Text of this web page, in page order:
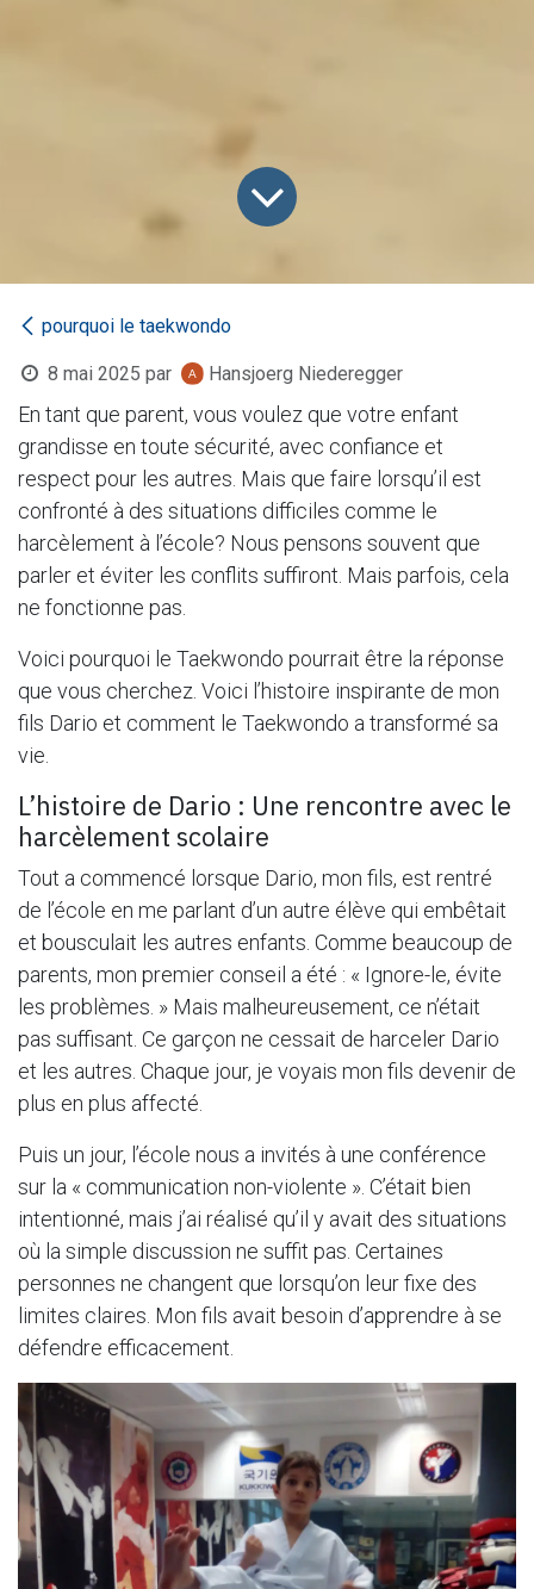
pourquoi le taekwondo
8 mai 2025 par Hansjoerg Niederegger
En tant que parent, vous voulez que votre enfant
grandisse en toute sécurité, avec confiance et
respect pour les autres. Mais que faire lorsqu’il est
confronté à des situations difficiles comme le
harcèlement à l’école? Nous pensons souvent que
parler et éviter les conflits suffiront. Mais parfois, cela
ne fonctionne pas.
Voici pourquoi le Taekwondo pourrait être la réponse
que vous cherchez. Voici l’histoire inspirante de mon
fils Dario et comment le Taekwondo a transformé sa
vie.
L’histoire de Dario : Une rencontre avec le
harcèlement scolaire
Tout a commencé lorsque Dario, mon fils, est rentré
de l’école en me parlant d’un autre élève qui embêtait
et bousculait les autres enfants. Comme beaucoup de
parents, mon premier conseil a été : « Ignore-le, évite
les problèmes. » Mais malheureusement, ce n’était
pas suffisant. Ce garçon ne cessait de harceler Dario
et les autres. Chaque jour, je voyais mon fils devenir de
plus en plus affecté.
Puis un jour, l’école nous a invités à une conférence
sur la « communication non-violente ». C’était bien
intentionné, mais j’ai réalisé qu’il y avait des situations
où la simple discussion ne suffit pas. Certaines
personnes ne changent que lorsqu’on leur fixe des
limites claires. Mon fils avait besoin d’apprendre à se
défendre efficacement.